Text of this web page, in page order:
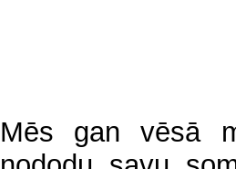
Mēs gan vēsā